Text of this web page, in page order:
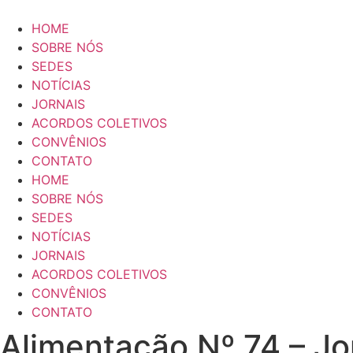
para
conteúdo
HOME
SOBRE NÓS
SEDES
NOTÍCIAS
JORNAIS
ACORDOS COLETIVOS
CONVÊNIOS
CONTATO
HOME
SOBRE NÓS
SEDES
NOTÍCIAS
JORNAIS
ACORDOS COLETIVOS
CONVÊNIOS
CONTATO